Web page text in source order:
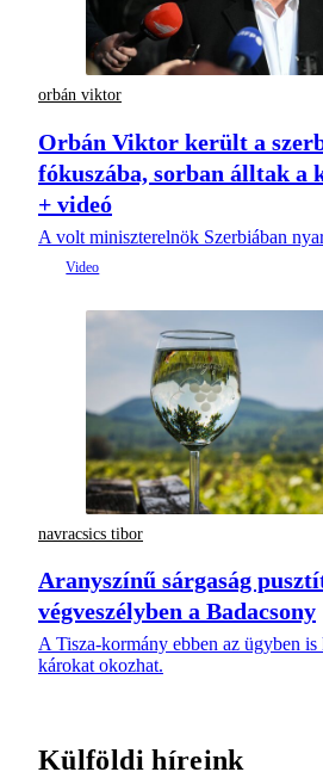
orbán viktor
Orbán Viktor került a
fókuszába, sorban álltak a
+ videó
A volt miniszterelnök Szerbiában
navracsics tibor
Aranyszínű sárgaság
végveszélyben a Badacsony
A Tisza-kormány ebben az ügyben
károkat okozhat.
Külföldi híreink